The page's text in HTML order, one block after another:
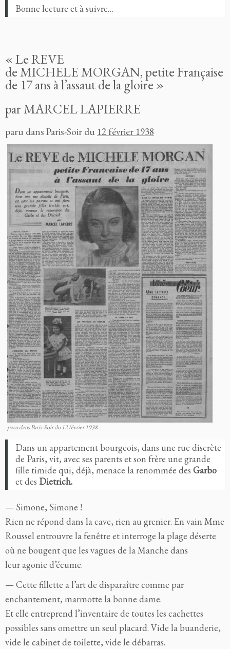
Bonne lecture et à suivre…
« Le REVE
deMICHELEMORGAN, petite Française
de 17 ans à l’assaut de la gloire »
par MARCEL LAPIERRE
paru dans Paris-Soir du 12 février 1938
paru dans Paris-Soir du 12 février 1938
Dans un appartement bourgeois, dans une rue discrète
de Paris, vit, avec ses parents et son frère une grande
fille timide qui, déjà, menace la renommée des Garbo
et des Dietrich.
— Simone, Simone !
Rien ne répond dans la cave, rien au grenier. En vain Mme
Roussel entrouvre la fenêtre et interroge la plage déserte
où ne bougent que les vagues de la Manche dans
leur agonie d’écume.
— Cette fillette a l’art de disparaître comme par
enchantement, marmotte la bonne dame.
Et elle entreprend l’inventaire de toutes les cachettes
possibles sans omettre un seul placard. Vide la buanderie,
vide le cabinet de toilette, vide le débarras.